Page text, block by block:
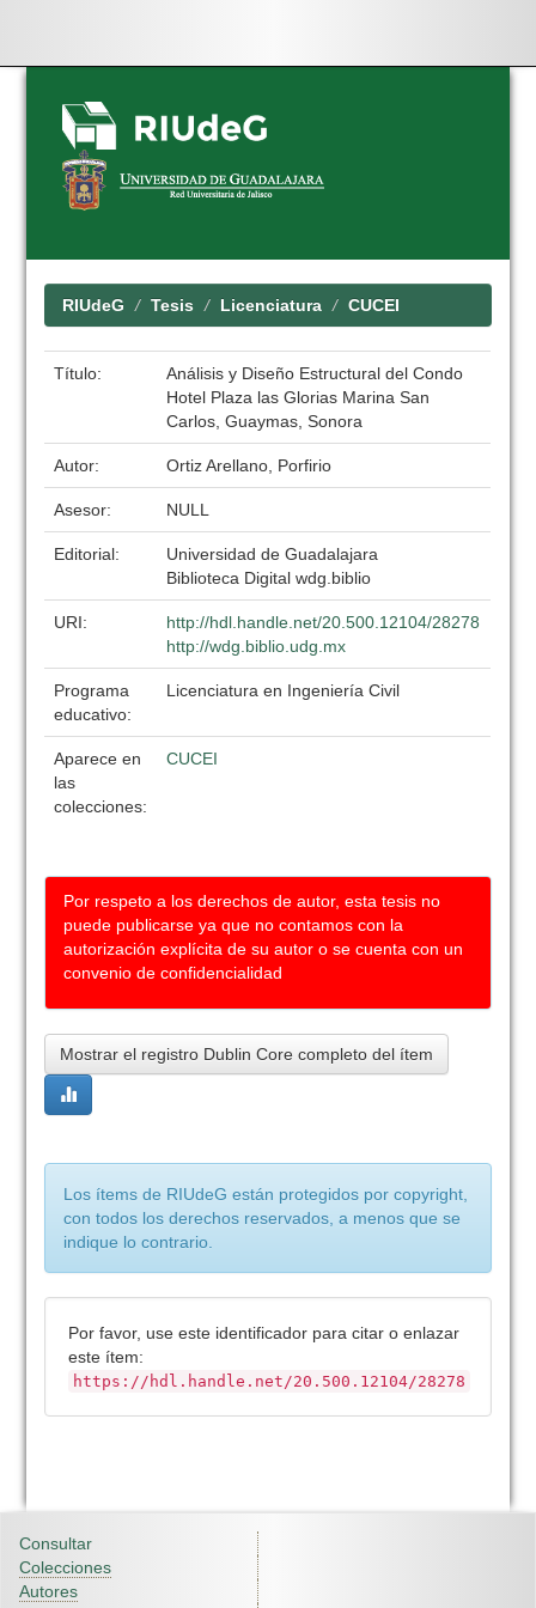
Skip
navigation
RIUdeG Tesis Licenciatura CUCEI
Título:
Análisis y Diseño Estructural del Condo
Hotel Plaza las Glorias Marina San
Carlos, Guaymas, Sonora
Autor: Ortiz Arellano, Porfirio
Asesor: NULL
Editorial:
Universidad de Guadalajara
Biblioteca Digital wdg.biblio
URI:
http://hdl.handle.net/20.500.12104/28278
http://wdg.biblio.udg.mx
Programa
educativo:
Licenciatura en Ingeniería Civil
Aparece en
las
colecciones:
CUCEI
Por respeto a los derechos de autor, esta tesis no
puede publicarse ya que no contamos con la
autorización explícita de su autor o se cuenta con un
convenio de confidencialidad
Mostrar el registro Dublin Core completo del ítem
Los ítems de RIUdeG están protegidos por copyright,
con todos los derechos reservados, a menos que se
indique lo contrario.
Por favor, use este identificador para citar o enlazar
este ítem:
https://hdl.handle.net/20.500.12104/28278
Consultar
Colecciones
Autores